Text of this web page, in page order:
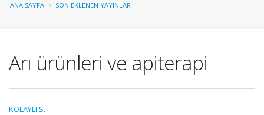
ANA SAYFA SON EKLENEN YAYINLAR
Arı ürünleri ve apiterapi
KOLAYLI S.